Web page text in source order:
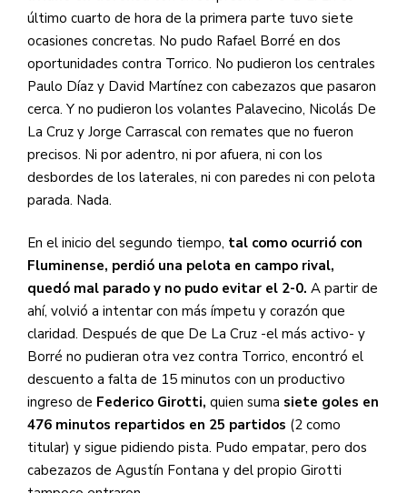
último cuarto de hora de la primera parte tuvo siete
ocasiones concretas. No pudo Rafael Borré en dos
oportunidades contra Torrico. No pudieron los centrales
Paulo Díaz y David Martínez con cabezazos que pasaron
cerca. Y no pudieron los volantes Palavecino, Nicolás De
La Cruz y Jorge Carrascal con remates que no fueron
precisos. Ni por adentro, ni por afuera, ni con los
desbordes de los laterales, ni con paredes ni con pelota
parada. Nada.
En el inicio del segundo tiempo, tal como ocurrió con
Fluminense, perdió una pelota en campo rival,
quedó mal parado y no pudo evitar el 2-0. A partir de
ahí, volvió a intentar con más ímpetu y corazón que
claridad. Después de que De La Cruz -el más activo- y
Borré no pudieran otra vez contra Torrico, encontró el
descuento a falta de 15 minutos con un productivo
ingreso de Federico Girotti, quien suma siete goles en
476 minutos repartidos en 25 partidos (2 como
titular) y sigue pidiendo pista. Pudo empatar, pero dos
cabezazos de Agustín Fontana y del propio Girotti